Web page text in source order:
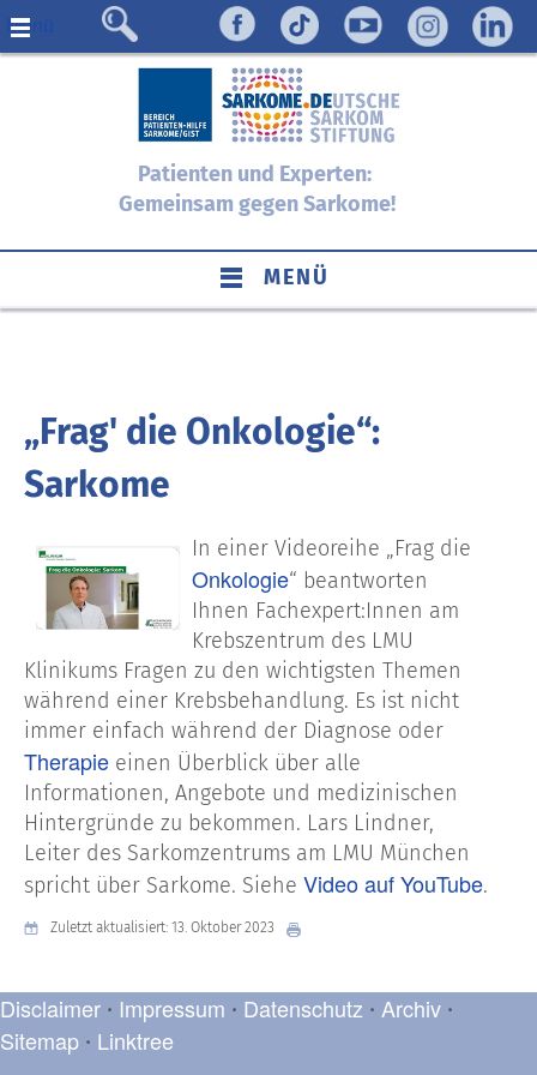
Menü
Patienten und Experten:
Gemeinsam gegen Sarkome!
MENÜ
„Frag' die Onkologie“:
Sarkome
In einer Videoreihe „Frag die
Onkologie“ beantworten
Ihnen Fachexpert:Innen am
Krebszentrum des LMU
Klinikums Fragen zu den wichtigsten Themen
während einer Krebsbehandlung. Es ist nicht
immer einfach während der Diagnose oder
Therapie einen Überblick über alle
Informationen, Angebote und medizinischen
Hintergründe zu bekommen. Lars Lindner,
Leiter des Sarkomzentrums am LMU München
spricht über Sarkome. Siehe Video auf YouTube.
Zuletzt aktualisiert: 13. Oktober 2023
Disclaimer • Impressum • Datenschutz • Archiv •
Sitemap • Linktree